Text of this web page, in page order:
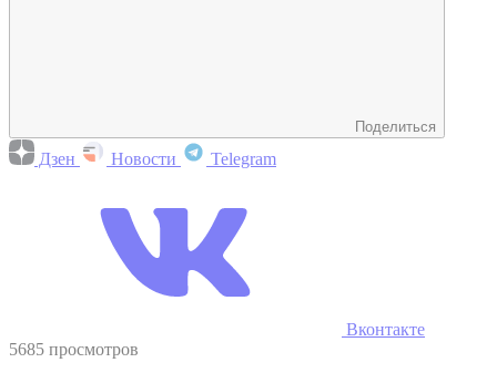
Поделиться
Дзен Новости Telegram
Вконтакте
5685 просмотров